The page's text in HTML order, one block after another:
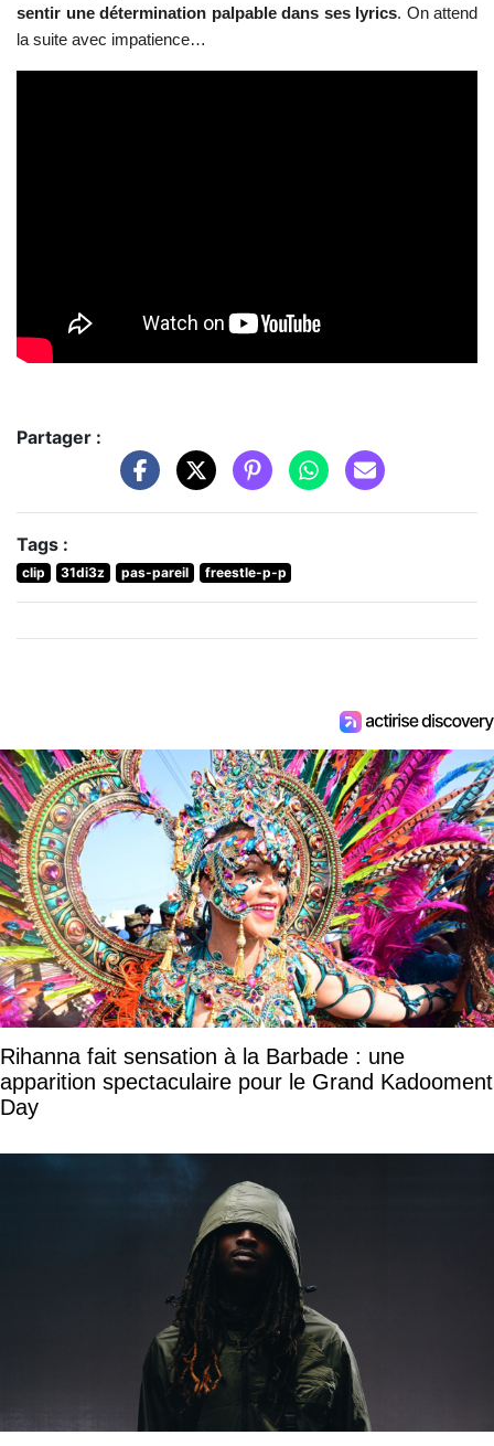
sentir une détermination palpable dans ses lyrics. On attend
la suite avec impatience…
Partager :
Tags :
clip 31di3z pas-pareil freestle-p-p
Rihanna fait sensation à la Barbade : une
apparition spectaculaire pour le Grand Kadooment
Day